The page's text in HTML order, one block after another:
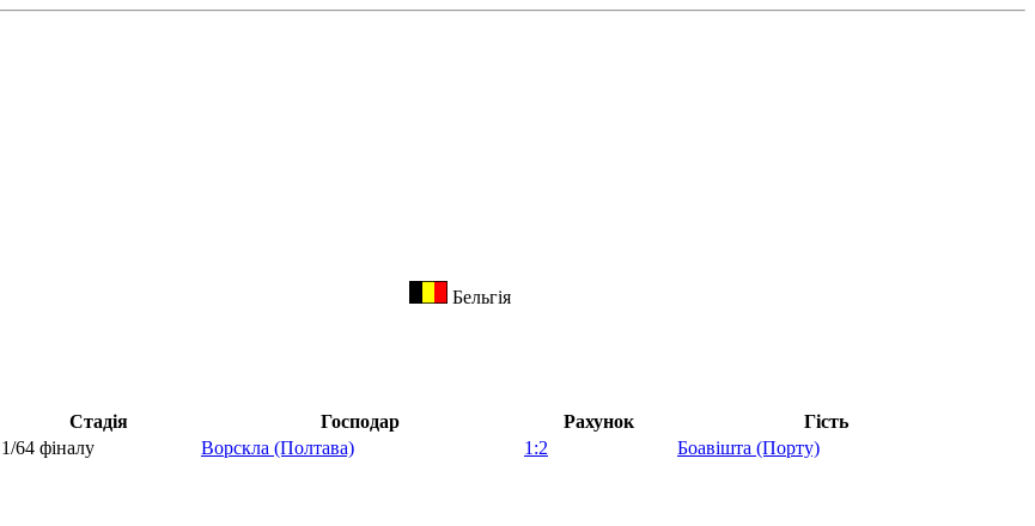
Бельгія
Стадія Господар Рахунок
Гість
1/64 фіналу Ворскла (Полтава) 1:2 Боавішта (Порту)